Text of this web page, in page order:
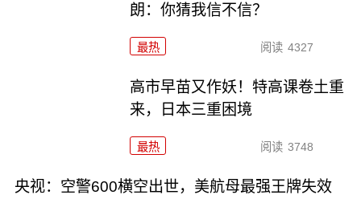
朗：你猜我信不信？
最热 阅读 4327
高市早苗又作妖！特高课卷土重
来，日本三重困境
最热 阅读 3748
央视：空警600横空出世，美航母最强王牌失效